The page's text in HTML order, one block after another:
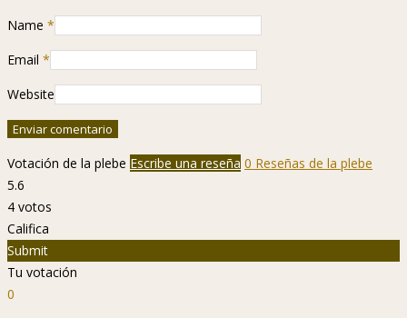
Name *
Email *
Website
Votación de la plebe Escribe una reseña 0 Reseñas de la plebe
5.6
4 votos
Califica
Submit
Tu votación
0